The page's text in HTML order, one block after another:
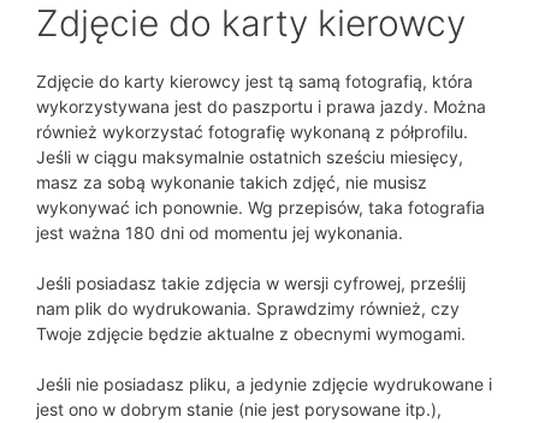
Zdjęcie do karty kierowcy
Zdjęcie do karty kierowcy jest tą samą fotografią, która
wykorzystywana jest do paszportu i prawa jazdy. Można
również wykorzystać fotografię wykonaną z półprofilu.
Jeśli w ciągu maksymalnie ostatnich sześciu miesięcy,
masz za sobą wykonanie takich zdjęć, nie musisz
wykonywać ich ponownie. Wg przepisów, taka fotografia
jest ważna 180 dni od momentu jej wykonania.
Jeśli posiadasz takie zdjęcia w wersji cyfrowej, prześlij
nam plik do wydrukowania. Sprawdzimy również, czy
Twoje zdjęcie będzie aktualne z obecnymi wymogami.
Jeśli nie posiadasz pliku, a jedynie zdjęcie wydrukowane i
jest ono w dobrym stanie (nie jest porysowane itp.),